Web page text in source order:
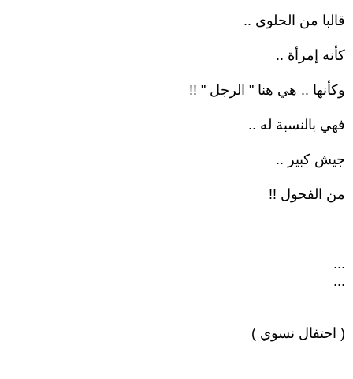
قالبا من الحلوى ..
كأنه إمرأة ..
وكأنها .. هي هنا " الرجل " !!
فهي بالنسبة له ..
جيش كبير ..
من الفحول !!
...
...
( احتفال نسوي )